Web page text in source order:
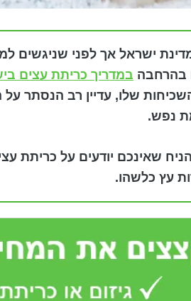
ישראל אך לפני שניגשים
בהרחבה במדריך כריתת עצים
שלו, עדיין רב הנסתר על
נפש.
דברים שסביר להניח שאינכם יודעים על
עץ כלשהו.